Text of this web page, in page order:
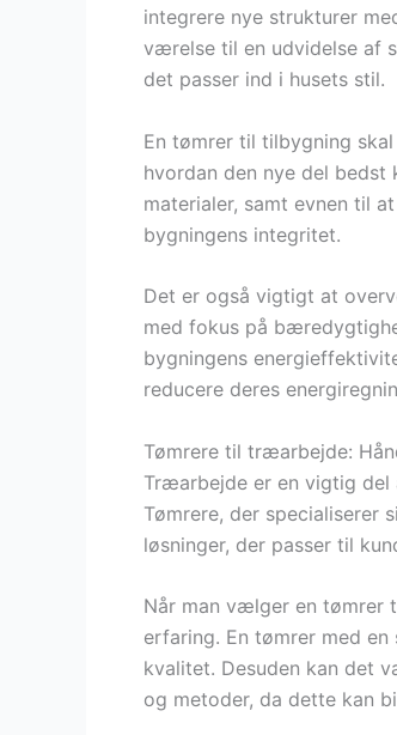
integrere nye strukturer
værelse til en udvidelse af
det passer ind i husets stil.
En tømrer til tilbygning
hvordan den nye del
materialer, samt evnen til
bygningens integritet.
Det er også vigtigt at
med fokus på
bygningens
reducere deres
Tømrere til træarbejde:
Træarbejde er en vigtig
Tømrere, der specialiserer
løsninger, der passer til
Når man vælger en tømrer
erfaring. En tømrer med
kvalitet. Desuden kan det
og metoder, da dette kan